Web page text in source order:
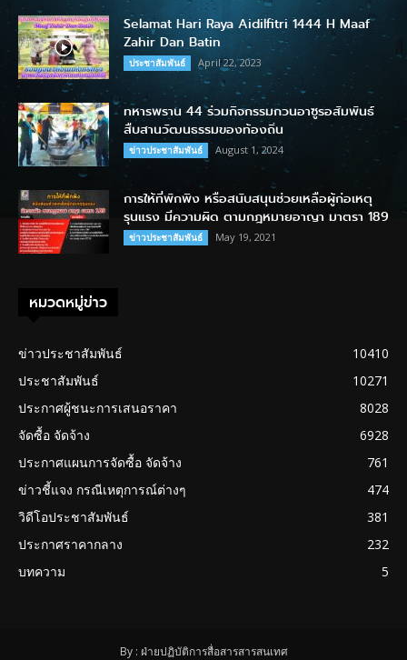
Selamat Hari Raya Aidilfitri 1444 H Maaf
Zahir Dan Batin
ประชาสัมพันธ์ April 22, 2023
ทหารพราน 44 ร่วมกิจกรรมกวนอาซูรอสัมพันธ์
สืบสานวัฒนธรรมของท้องถิ่น
ข่าวประชาสัมพันธ์ August 1, 2024
การให้ที่พักพิง หรือสนับสนุนช่วยเหลือผู้ก่อเหตุ
รุนแรง มีความผิด ตามกฎหมายอาญา มาตรา 189
ข่าวประชาสัมพันธ์ May 19, 2021
หมวดหมู่ข่าว
ข่าวประชาสัมพันธ์
10410
ประชาสัมพันธ์
10271
ประกาศผู้ชนะการเสนอราคา
8028
จัดซื้อ จัดจ้าง
6928
ประกาศแผนการจัดซื้อ จัดจ้าง
761
ข่าวชี้แจง กรณีเหตุการณ์ต่างๆ
474
วิดีโอประชาสัมพันธ์
381
ประกาศราคากลาง
232
บทความ
5
By : ฝ่ายปฏิบัติการสื่อสารสารสนเทศ